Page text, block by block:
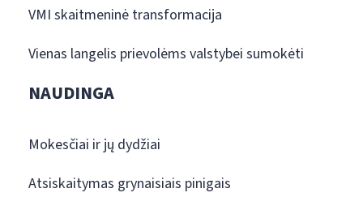
VMI skaitmeninė transformacija
Vienas langelis prievolėms valstybei sumokėti
NAUDINGA
Mokesčiai ir jų dydžiai
Atsiskaitymas grynaisiais pinigais